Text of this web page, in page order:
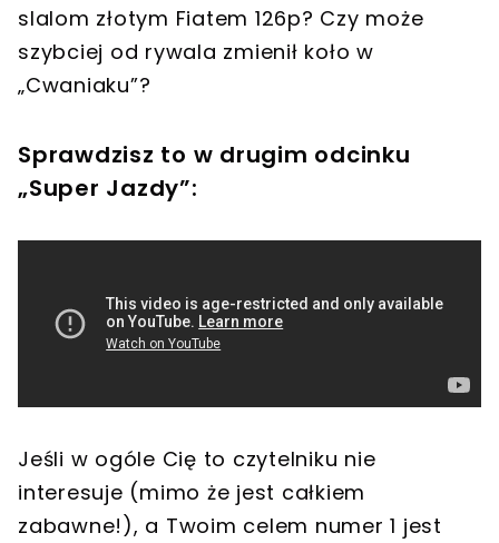
slalom złotym Fiatem 126p? Czy może
szybciej od rywala zmienił koło w
„Cwaniaku”?
Sprawdzisz to w drugim odcinku
„Super Jazdy”:
Jeśli w ogóle Cię to czytelniku nie
interesuje (mimo że jest całkiem
zabawne!), a Twoim celem numer 1 jest